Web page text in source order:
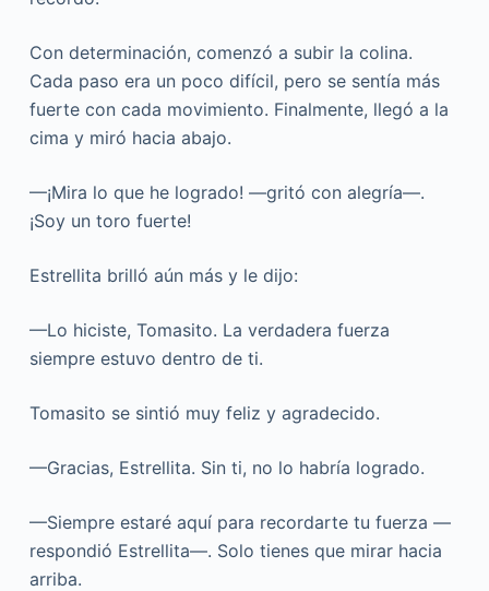
Con determinación, comenzó a subir la colina.
Cada paso era un poco difícil, pero se sentía más
fuerte con cada movimiento. Finalmente, llegó a la
cima y miró hacia abajo.
—¡Mira lo que he logrado! —gritó con alegría—.
¡Soy un toro fuerte!
Estrellita brilló aún más y le dijo:
—Lo hiciste, Tomasito. La verdadera fuerza
siempre estuvo dentro de ti.
Tomasito se sintió muy feliz y agradecido.
—Gracias, Estrellita. Sin ti, no lo habría logrado.
—Siempre estaré aquí para recordarte tu fuerza —
respondió Estrellita—. Solo tienes que mirar hacia
arriba.